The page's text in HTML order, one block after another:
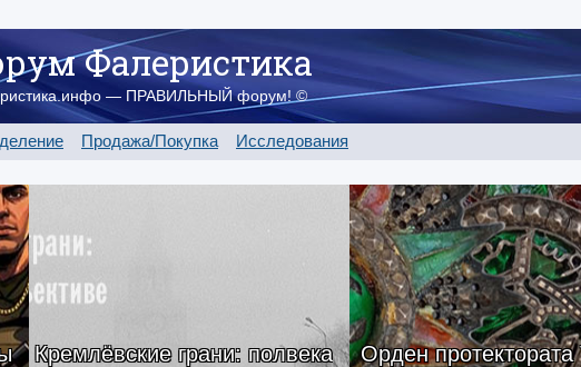
Фалеристика
— ПРАВИЛЬНЫЙ форум! ©
Продажа/Покупка Исследования
Кремлёвские грани: полвека
Орден протектората